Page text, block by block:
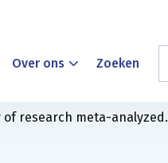
Over ons Zoeken
research meta-analyzed.